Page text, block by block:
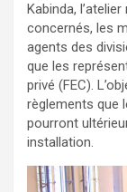
Kabinda,
concernés, les
agents des
que les
privé (FEC).
règlements que
pourront
installation.